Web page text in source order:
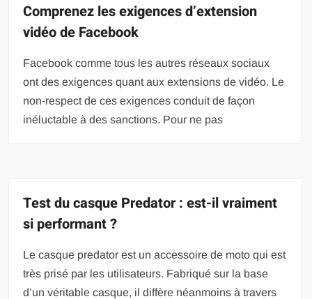
Comprenez les exigences d’extension
vidéo de Facebook
Facebook comme tous les autres réseaux sociaux
ont des exigences quant aux extensions de vidéo. Le
non-respect de ces exigences conduit de façon
inéluctable à des sanctions. Pour ne pas
Test du casque Predator : est-il vraiment
si performant ?
Le casque predator est un accessoire de moto qui est
très prisé par les utilisateurs. Fabriqué sur la base
d’un véritable casque, il diffère néanmoins à travers